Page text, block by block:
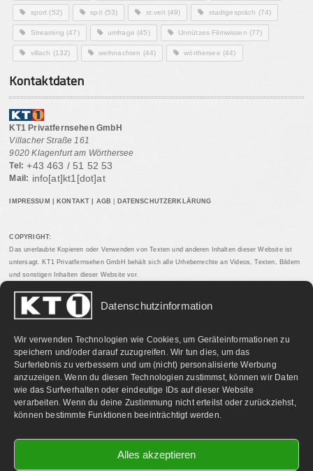
Datenschutzinformation
Wir verwenden Technologien wie Cookies, um Geräteinformationen zu
speichern und/oder darauf zuzugreifen. Wir tun dies, um das
Surferlebnis zu verbessern und um (nicht) personalisierte Werbung
anzuzeigen. Wenn du diesen Technologien zustimmst, können wir Daten
wie das Surfverhalten oder eindeutige IDs auf dieser Website
verarbeiten. Wenn du deine Zustimmung nicht erteilst oder zurückziehst,
können bestimmte Funktionen beeinträchtigt werden.
Alles akzeptieren
sport (52) spö (53) st.veit(49) stadtgespräch (74)
Streaming (47) umfrage (45) Unnützes Filmwissen (77)
villach (132) weihnachten (44) wörthersee (44)
Kontaktdaten
KT1 Privatfernsehen GmbH
Villacher Straße 161
9020 Klagenfurt am Wörthersee
Tel: +43 463 / 51 52 53
Mail: info[at]kt1[dot]at
IMPRESSUM KONTAKT AGB DATENSCHUTZERKLÄRUNG
COPYRIGHT:
Das unerlaubte Kopieren oder Verwenden von Texten und anderen Inhalten dieser Website ist
untersagt. KT1 Privatfernsehen GmbH behält sich alle Urheberrechte an Videos, Texten, Bildern
und sonstigen Inhalten dieser Website vor.
PARTNERLINKS: